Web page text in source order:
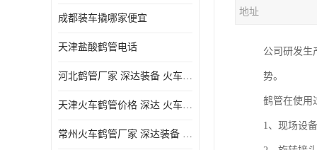
成都装车撬哪家便宜
天津盐酸鹤管电话
河北鹤管厂家 深达装备 火车液动潜油泵装卸鹤管
天津火车鹤管价格 深达 火车鹤管系列
常州火车鹤管厂家 深达装备 火车鹤管系列
地址
公司研发生
势。
鹤管在使用
1、现场设